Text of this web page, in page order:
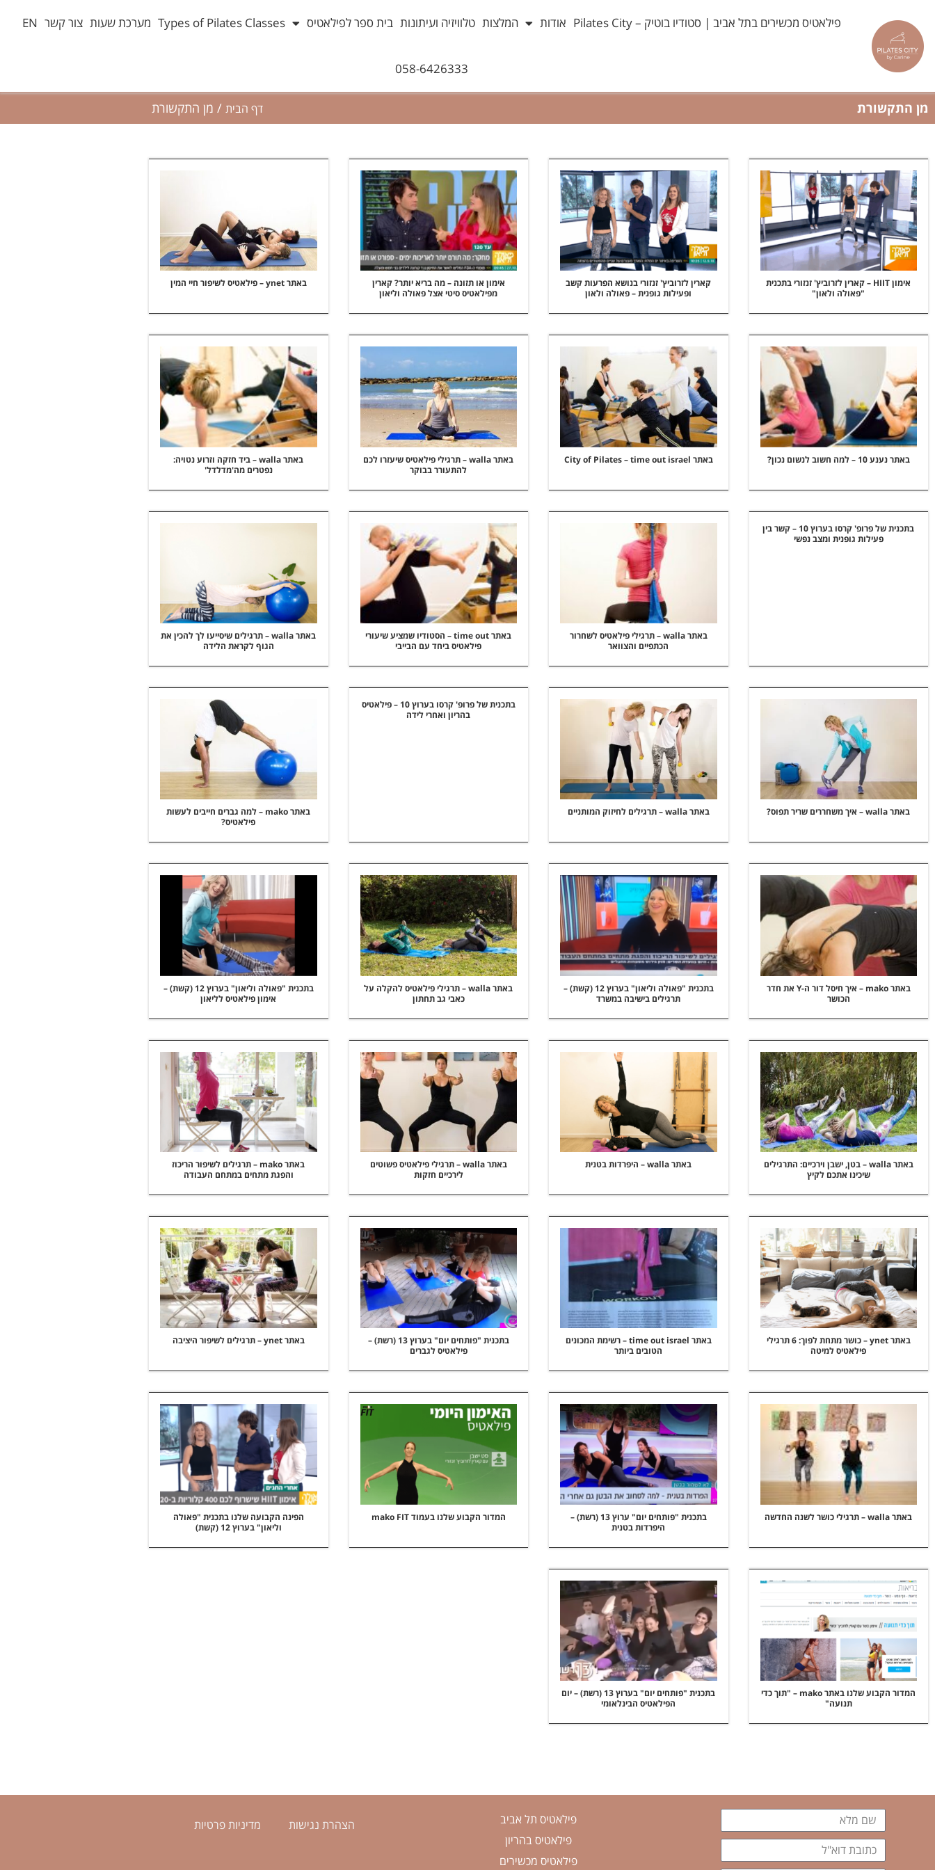
לתוכן
פילאטיס מכשירים בתל אביב | סטודיו בוטיק – Pilates City אודות המלצות טלוויזיה ועיתונות בית ספר לפילאטיס Types of Pilates Classes מערכת שעות צור קשר EN
058-6426333
מן התקשורת דף הבית / מן התקשורת
אימון HIIT – קארין לזרוביץ' זנזורי בתכנית
"פאולה ולאון"
קארין לזרוביץ' זנזורי בנושא הפרעות קשב
ופעילות גופנית – פאולה ולאון
אימון או תזונה – מה בריא יותר? קארין
מפילאטיס סיטי אצל פאולה וליאון
באתר ynet – פילאטיס לשיפור חיי המין
באתר נענע 10 – למה חשוב לנשום נכון? באתר City of Pilates – time out israel
באתר walla – תרגילי פילאטיס שיעזרו לכם
להתעורר בבוקר
באתר walla – ביד חזקה וזרוע נטויה:
נפטרים מה'מדלדל'
בתכנית של פרופ' קרסו בערוץ 10 – קשר בין
פעילות גופנית ומצב נפשי
באתר walla – תרגילי פילאטיס לשחרור
הכתפיים והצוואר
באתר time out – הסטודיו שמציע שיעורי
פילאטיס ביחד עם הבייבי
באתר walla – תרגילים שיסייעו לך להכין את
הגוף לקראת הלידה
באתר walla – איך משחררים שריר תפוס? באתר walla – תרגילים לחיזוק המותניים
בתכנית של פרופ' קרסו בערוץ 10 – פילאטיס
בהריון ואחרי לידה
באתר mako – למה גברים חייבים לעשות
פילאטיס?
באתר mako – איך חיסל דור ה-Y את חדר
הכושר
בתכנית "פאולה וליאון" בערוץ 12 (קשת) –
תרגילים בישיבה במשרד
באתר walla – תרגילי פילאטיס להקלה על
כאבי גב תחתון
בתכנית "פאולה וליאון" בערוץ 12 (קשת) –
אימון פילאטיס לליאון
באתר walla – בטן, ישבן וירכיים: התרגילים
שיכינו אתכם לקיץ
באתר walla – היפרדות בטנית
באתר walla – תרגילי פילאטיס פשוטים
לירכיים חזקות
באתר mako – תרגילים לשיפור הריכוז
והפגת מתחים במתחם העבודה
באתר ynet – כושר מתחת לפוך: 6 תרגילי
פילאטיס למיטה
באתר time out israel – רשימת המכונים
הטובים ביותר
בתכנית "פותחים יום" בערוץ 13 (רשת) –
פילאטיס לגברים
באתר ynet – תרגילים לשיפור היציבה
באתר walla – תרגילי כושר לשנה החדשה
בתכנית "פותחים יום" ערוץ 13 (רשת) –
היפרדות בטנית
המדור הקבוע שלנו בעמוד mako FIT
הפינה הקבועה שלנו בתכנית "פאולה
וליאון" בערוץ 12 (קשת)
המדור הקבוע שלנו באתר mako – "תוך כדי
תנועה"
בתכנית "פותחים יום" בערוץ 13 (רשת) – יום
הפילאטיס הבינלאומי
שם
מלא
כתובת
דוא"ל
פילאטיס תל אביב
פילאטיס בהריון
פילאטיס מכשירים
הצהרת נגישות מדיניות פרטיות